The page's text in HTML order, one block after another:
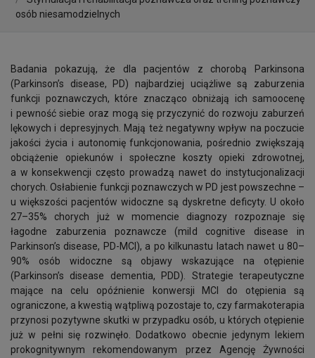
osób niesamodzielnych
Badania pokazują, że dla pacjentów z chorobą Parkinsona
(Parkinson’s disease, PD) najbardziej uciążliwe są zaburzenia
funkcji poznawczych, które znacząco obniżają ich samoocenę
i pewność siebie oraz mogą się przyczynić do rozwoju zaburzeń
lękowych i depresyjnych. Mają też negatywny wpływ na poczucie
jakości życia i autonomię funkcjonowania, pośrednio zwiększają
obciążenie opiekunów i społeczne koszty opieki zdrowotnej,
a w konsekwencji często prowadzą nawet do instytucjonalizacji
chorych. Osłabienie funkcji poznawczych w PD jest powszechne –
u większości pacjentów widoczne są dyskretne deficyty. U około
27–35% chorych już w momencie diagnozy rozpoznaje się
łagodne zaburzenia poznawcze (mild cognitive disease in
Parkinson’s disease, PD-MCI), a po kilkunastu latach nawet u 80–
90% osób widoczne są objawy wskazujące na otępienie
(Parkinson’s disease dementia, PDD). Strategie terapeutyczne
mające na celu opóźnienie konwersji MCI do otępienia są
ograniczone, a kwestią wątpliwą pozostaje to, czy farmakoterapia
przynosi pozytywne skutki w przypadku osób, u których otępienie
już w pełni się rozwinęło. Dodatkowo obecnie jedynym lekiem
prokognitywnym rekomendowanym przez Agencję Żywności